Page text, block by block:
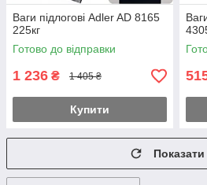
Ваги підлогові Adler AD 8165
225кг
Готово до відправки
1 236 ₴ 1 405 ₴
Купити